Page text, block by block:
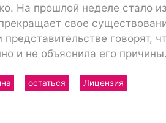
На прошлой неделе стало
свое
говорят,
и не объяснила его
остаться
Лицензия